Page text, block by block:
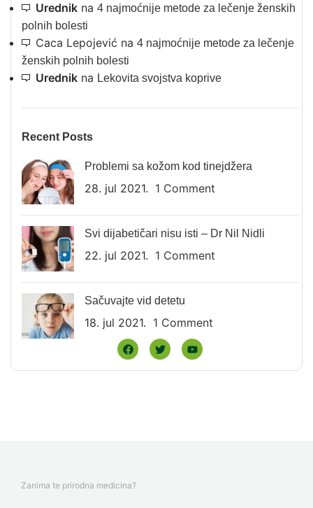
Urednik na 4 najmoćnije metode za lečenje ženskih
polnih bolesti
Caca Lepojević na 4 najmoćnije metode za lečenje
ženskih polnih bolesti
Urednik na Lekovita svojstva koprive
Recent Posts
Problemi sa kožom kod tinejdžera
28. jul 2021. 1 Comment
Svi dijabetičari nisu isti – Dr Nil Nidli
22. jul 2021. 1 Comment
Sačuvajte vid detetu
18. jul 2021. 1 Comment
Zanima te prirodna medicina?